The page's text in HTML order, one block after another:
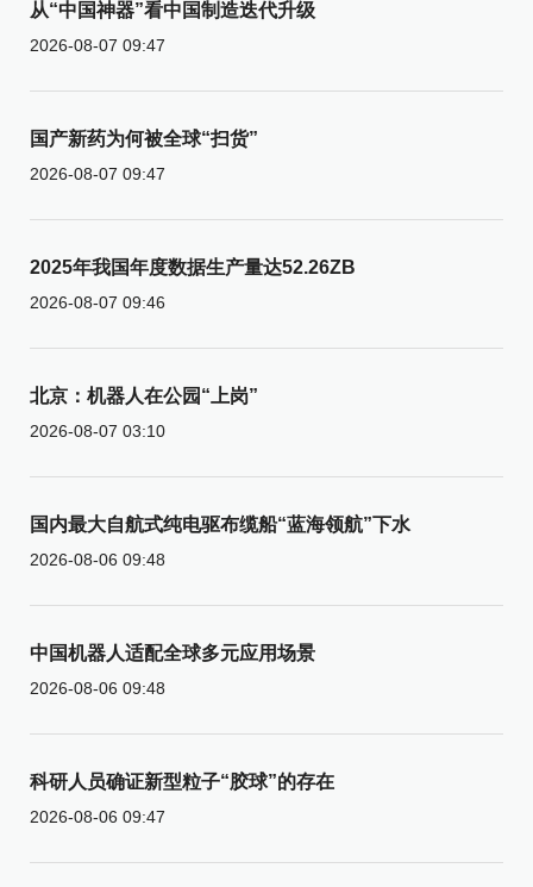
从“中国神器”看中国制造迭代升级
2026-08-07 09:47
国产新药为何被全球“扫货”
2026-08-07 09:47
2025年我国年度数据生产量达52.26ZB
2026-08-07 09:46
北京：机器人在公园“上岗”
2026-08-07 03:10
国内最大自航式纯电驱布缆船“蓝海领航”下水
2026-08-06 09:48
中国机器人适配全球多元应用场景
2026-08-06 09:48
科研人员确证新型粒子“胶球”的存在
2026-08-06 09:47